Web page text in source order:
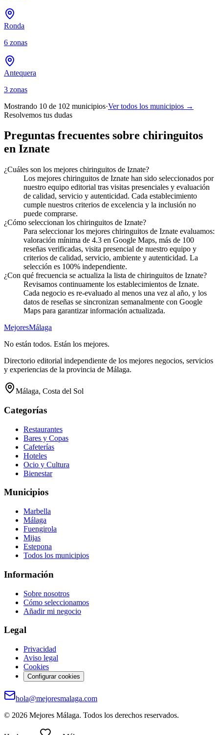
Ronda
6 zonas
Antequera
3 zonas
Mostrando 10 de 102 municipios·Ver todos los municipios →
Resolvemos tus dudas
Preguntas frecuentes sobre chiringuitos
en Iznate
¿Cuáles son los mejores chiringuitos de Iznate?
Los mejores chiringuitos de Iznate han sido seleccionados por
nuestro equipo editorial tras visitas presenciales y evaluación
de calidad, servicio y autenticidad. Cada establecimiento
cumple nuestros criterios de excelencia y la inclusión no
puede comprarse.
¿Cómo seleccionan los chiringuitos de Iznate?
Para seleccionar los mejores chiringuitos de Iznate evaluamos:
valoración mínima de 4.3 en Google Maps, más de 100
reseñas verificadas, visita presencial de nuestro equipo y
criterios de calidad, servicio, ambiente y autenticidad. La
selección es 100% independiente.
¿Con qué frecuencia se actualiza la lista de chiringuitos de Iznate?
Revisamos continuamente los establecimientos de Iznate.
Cada negocio es re-evaluado al menos una vez al año, y los
datos de reseñas se sincronizan semanalmente con Google
Maps para garantizar información actualizada.
MejoresMálaga
No están todos. Están los mejores.
Directorio editorial independiente de los mejores negocios, servicios
y experiencias de la provincia de Málaga.
Málaga, Costa del Sol
Categorías
Restaurantes
Bares y Copas
Cafeterías
Hoteles
Ocio y Cultura
Bienestar
Municipios
Marbella
Málaga
Fuengirola
Mijas
Estepona
Todos los municipios
Información
Sobre nosotros
Cómo seleccionamos
Añadir mi negocio
Legal
Privacidad
Aviso legal
Cookies
Configurar cookies
hola@mejoresmalaga.com
© 2026 Mejores Málaga. Todos los derechos reservados.